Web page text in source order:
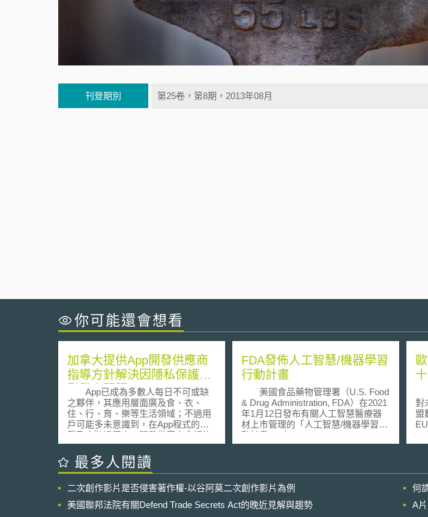
刊登期別 第25卷，第8期，2013年08月
你可能還會想看
加拿大提供App開發供應商
指導方針解決因隱私保護所
引發之問題。
App已成為多數人每日不可或缺
之夥伴，其應用層面廣及食、衣、
住、行、育、樂等生活領域；不過用
戶可能多未意識到，在App程式的下
載及安裝過程中，開發供應商會記錄
或接觸使用者手機中如電話簿、照
片、影音檔案、簡訊、密碼記錄等其
他資訊之可能。根據華爾街日報報
情況下，手機ID會發送給廠商；47%
的應用程式會透露用戶的所處位置，
使得個人隱私蕩然無存。 加拿大
FDA發佈人工智慧/機器學習
行動計畫
美國食品藥物管理署（U.S. Food
& Drug Administration, FDA）在2021
年1月12日發布有關人工智慧醫療器
材上市管理的「人工智慧/機器學習行
動計畫」（Artificial
Intelligence/Machine Learning
持續不斷更新演算法的機器學習醫療
器材軟體（Software as Medical
Device, SaMD），具有極高的診療潛
對
盟
數
戰
對
及
最多人閱讀
二次創作影片是否侵害著作權-以谷阿莫二次創作影片為例
何
美國聯邦法院有關Defend Trade Secrets Act的晚近見解與趨勢
A